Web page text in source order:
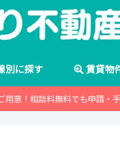
別に探す 賃貸物
意！相談料無料でも申請・